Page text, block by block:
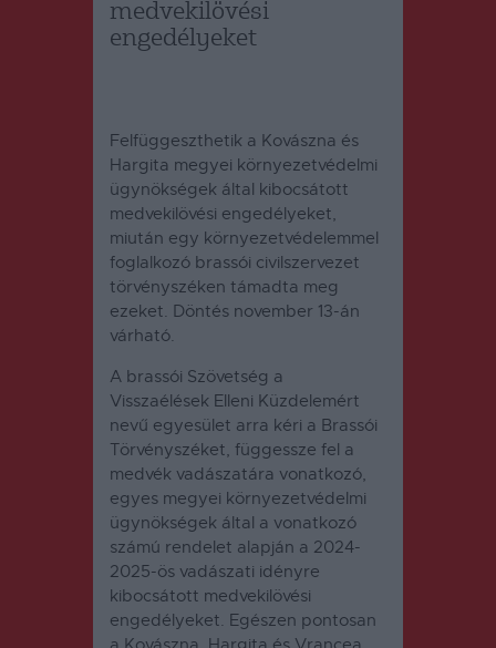
medvekilövési
engedélyeket
Felfüggeszthetik a Kovászna és
Hargita megyei környezetvédelmi
ügynökségek által kibocsátott
medvekilövési engedélyeket,
miután egy környezetvédelemmel
foglalkozó brassói civilszervezet
törvényszéken támadta meg
ezeket. Döntés november 13-án
várható.
A brassói Szövetség a
Visszaélések Elleni Küzdelemért
nevű egyesület arra kéri a Brassói
Törvényszéket, függessze fel a
medvék vadászatára vonatkozó,
egyes megyei környezetvédelmi
ügynökségek által a vonatkozó
számú rendelet alapján a 2024-
2025-ös vadászati idényre
kibocsátott medvekilövési
engedélyeket. Egészen pontosan